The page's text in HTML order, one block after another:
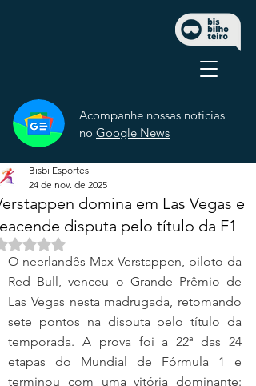
Acompanhe nossas notícias
no Google News
domina em Las Vegas e
disputa pelo título da F1
Bisbi Esportes
24 de nov. de 2025
Avaliado com NaN de 5 estrelas.
O neerlandês Max Verstappen, piloto da
Red Bull, venceu o Grande Prêmio de
Las Vegas nesta madrugada, retomando
sete pontos na disputa pelo título da
temporada. A prova foi a 22ª das 24
etapas do Mundial de Fórmula 1 e
terminou com uma vitória dominante: